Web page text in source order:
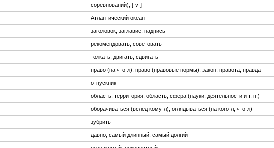
соревнований); [-v-]
Атлантический океан
заголовок, заглавие, надпись
рекомендовать; советовать
толкать; двигать; сдвигать
право (на что-л); право (правовые нормы); закон; правота, правда
отпускник
область; территория; область, сфера (науки, деятельности и т. п.)
оборачиваться (вслед кому-л), оглядываться (на кого-л, что-л)
зубрить
давно; самый длинный; самый долгий